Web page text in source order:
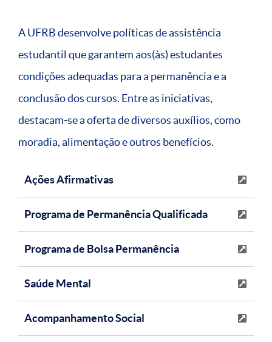
A UFRB desenvolve políticas de assistência
estudantil que garantem aos(às) estudantes
condições adequadas para a permanência e a
conclusão dos cursos. Entre as iniciativas,
destacam-se a oferta de diversos auxílios, como
moradia, alimentação e outros benefícios.
Ações Afirmativas
Programa de Permanência Qualificada
Programa de Bolsa Permanência
Saúde Mental
Acompanhamento Social